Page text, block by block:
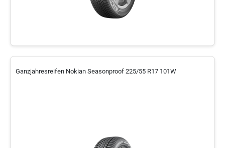
Ganzjahresreifen Nokian Seasonproof 225/55 R17 101W